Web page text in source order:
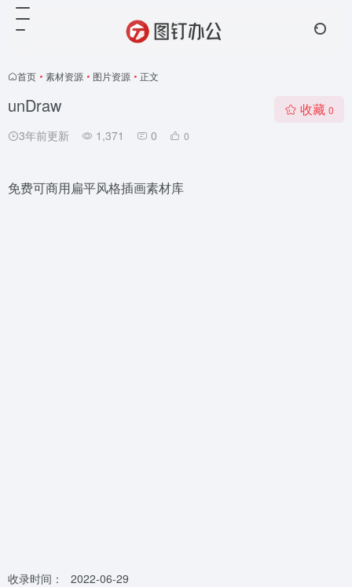
首页 • 素材资源 • 图片资源 • 正文
unDraw
3年前更新 1,371 0 0
收藏 0
免费可商用扁平风格插画素材库
收录时间： 2022-06-29